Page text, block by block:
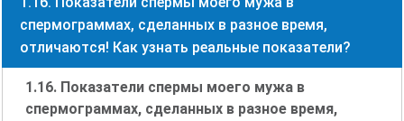
спермограммах, сделанных в разное время,
отличаются! Как узнать реальные показатели?
1.16. Показатели спермы моего мужа в
спермограммах, сделанных в разное время,